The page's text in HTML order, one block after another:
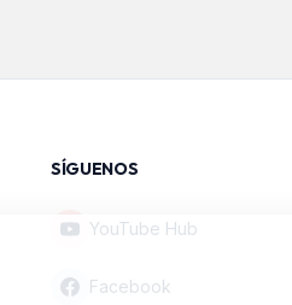
SÍGUENOS
YouTube Hub
Facebook